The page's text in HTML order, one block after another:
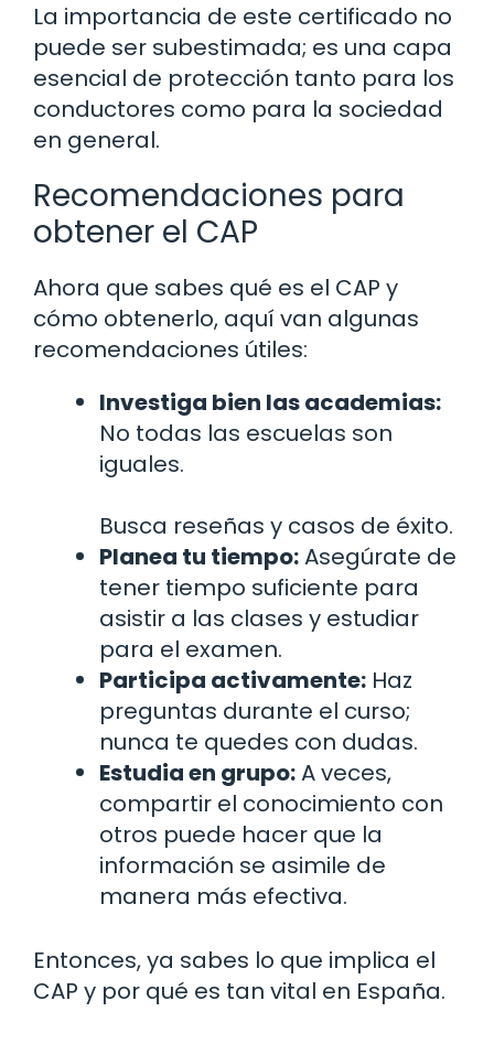
La importancia de este certificado no
puede ser subestimada; es una capa
esencial de protección tanto para los
conductores como para la sociedad
en general.
Recomendaciones para
obtener el CAP
Ahora que sabes qué es el CAP y
cómo obtenerlo, aquí van algunas
recomendaciones útiles:
Investiga bien las academias:
No todas las escuelas son
iguales.
Busca reseñas y casos de éxito.
Planea tu tiempo:Asegúrate de
tener tiempo suficiente para
asistir a las clases y estudiar
para el examen.
Participa activamente: Haz
preguntas durante el curso;
nunca te quedes con dudas.
Estudia en grupo:A veces,
compartir el conocimiento con
otros puede hacer que la
información se asimile de
manera más efectiva.
Entonces, ya sabes lo que implica el
CAP y por qué es tan vital en España.